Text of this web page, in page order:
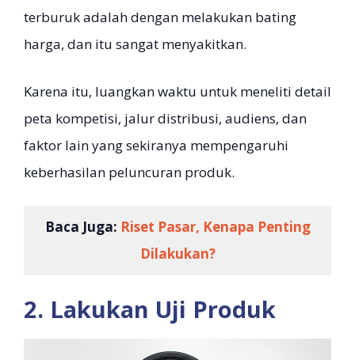
terburuk adalah dengan melakukan bating
harga, dan itu sangat menyakitkan.
Karena itu, luangkan waktu untuk meneliti detail
peta kompetisi, jalur distribusi, audiens, dan
faktor lain yang sekiranya mempengaruhi
keberhasilan peluncuran produk.
Baca Juga: Riset Pasar, Kenapa Penting
Dilakukan?
2. Lakukan Uji Produk